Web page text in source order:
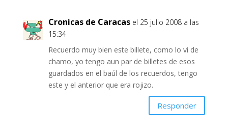
Cronicas de Caracas el 25 julio 2008 a las
15:34
Recuerdo muy bien este billete, como lo vi de
chamo, yo tengo aun par de billetes de esos
guardados en el baúl de los recuerdos, tengo
este y el anterior que era rojizo.
Responder